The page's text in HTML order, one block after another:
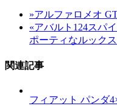
»アルファロメオ
«アバルト124スパ
ポーティなルックス
関連記事
フィアット パンダ